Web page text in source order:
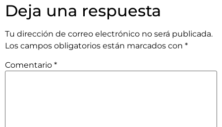
Deja una respuesta
Tu dirección de correo electrónico no será publicada.
Los campos obligatorios están marcados con *
Comentario *